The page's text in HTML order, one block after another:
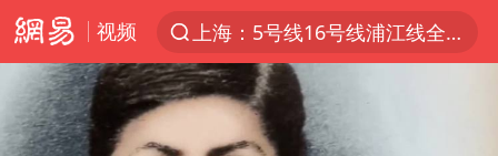
视频
上海：5号线16号线浦江线全线停运
上海有出现龙卷潜势